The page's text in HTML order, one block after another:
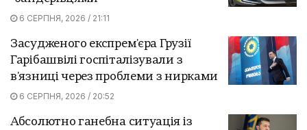
6 СЕРПНЯ, 2026 / 21:11
Засудженого експрем'єра Грузії
Гарібашвілі госпіталізували з
в'язниці через проблеми з нирками
6 СЕРПНЯ, 2026 / 20:52
Абсолютно ганебна ситуація із